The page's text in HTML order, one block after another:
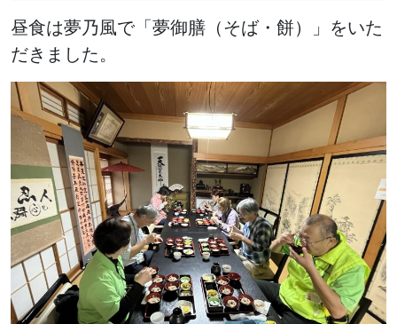
昼食は夢乃風で「夢御膳（そば・餅）」をいた
だきました。